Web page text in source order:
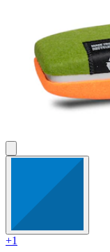
+1